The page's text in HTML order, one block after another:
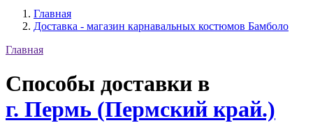
Главная
Доставка - магазин карнавальных костюмов Бамболо
Главная
Способы доставки в
г. Пермь (Пермский край.)